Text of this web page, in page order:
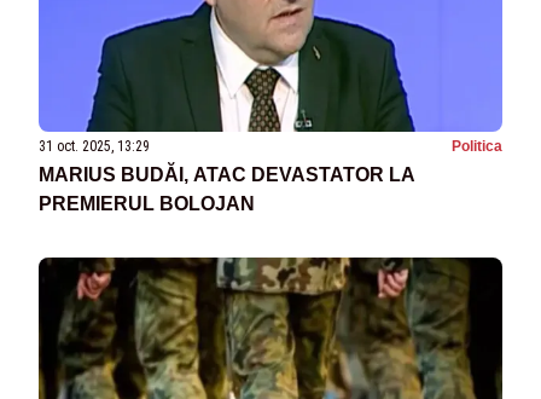
31 oct. 2025, 13:29 Politica
MARIUS BUDĂI, ATAC DEVASTATOR LA
PREMIERUL BOLOJAN